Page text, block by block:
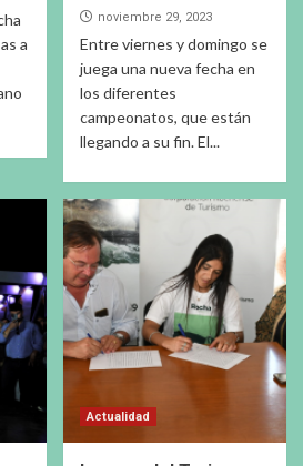
a
noviembre 29, 2023
Entre viernes y domingo se
juega una nueva fecha en
los diferentes
campeonatos, que están
llegando a su fin. El...
Actualidad